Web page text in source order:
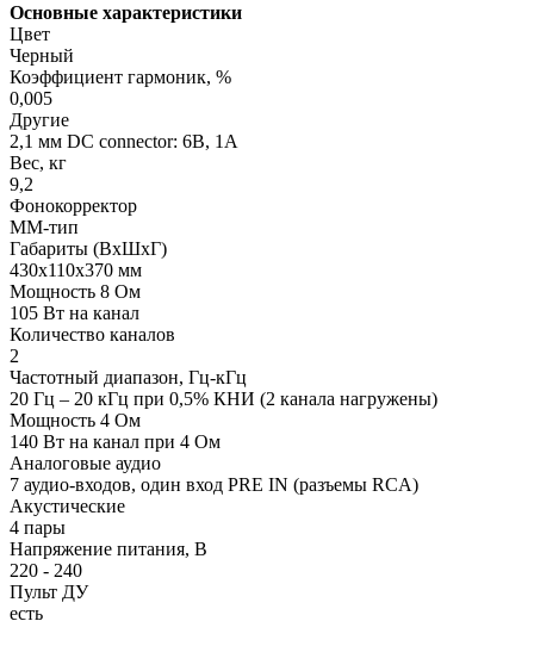
Основные характеристики
Цвет
Черный
Коэффициент гармоник, %
0,005
Другие
2,1 мм DC connector: 6В, 1A
Вес, кг
9,2
Фонокорректор
ММ-тип
Габариты (BxШхГ)
430x110x370 мм
Мощность 8 Ом
105 Вт на канал
Количество каналов
2
Частотный диапазон, Гц-кГц
20 Гц – 20 кГц при 0,5% КНИ (2 канала нагружены)
Мощность 4 Ом
140 Вт на канал при 4 Ом
Аналоговые аудио
7 аудио-входов, один вход PRE IN (разъемы RCA)
Акустические
4 пары
Напряжение питания, В
220 - 240
Пульт ДУ
есть